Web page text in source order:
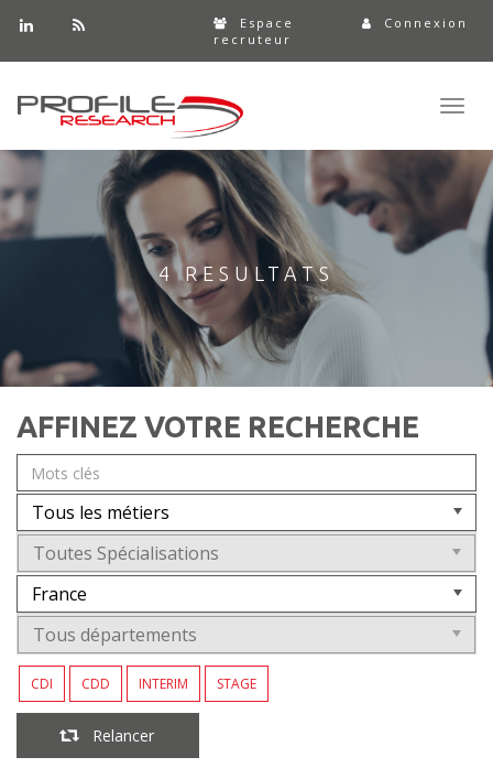
Connexion
Espace
recruteur
4 RESULTATS
AFFINEZ VOTRE RECHERCHE
CDI CDD INTERIM STAGE
Relancer